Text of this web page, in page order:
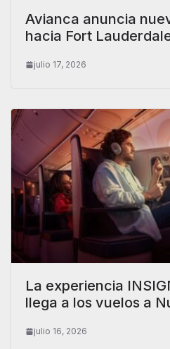
Avianca anuncia
hacia Fort
julio 17, 2026
La experiencia
llega a los vuelos a
julio 16, 2026